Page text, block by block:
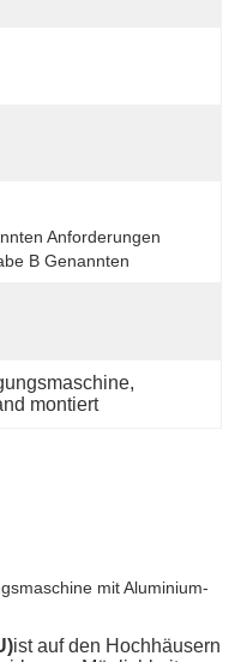
Anforderungen
B Genannten
,
montiert
mit Aluminium-
ist auf den Hochhäusern